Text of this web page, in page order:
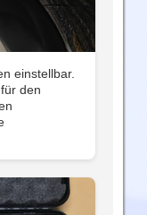
einstellbar.
den